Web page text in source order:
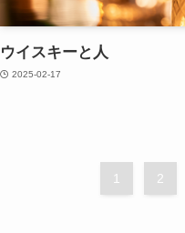
ウイスキーと人
2025-02-17
1 2